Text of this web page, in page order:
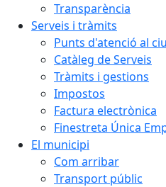
Transparència
Serveis i tràmits
Punts d'atenció al
Catàleg de Serveis
Tràmits i gestions
Impostos
Factura electrònica
Finestreta Única
El municipi
Com arribar
Transport públic